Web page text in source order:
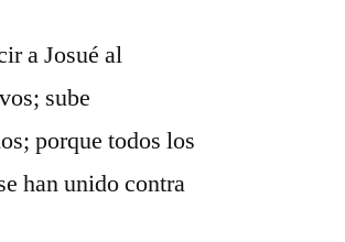
a Josué al
sube
porque todos los
han unido contra